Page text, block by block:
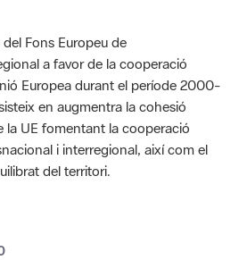
Fons Europeu de
a favor de la cooperació
Europea durant el període 2000-
en augmentra la cohesió
la UE fomentant la cooperació
i interregional, així com el
del territori.
La valoración media es de 0 estrellas de